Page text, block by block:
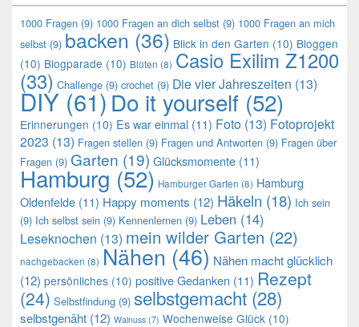
1000 Fragen (9) 1000 Fragen an dich selbst (9) 1000 Fragen an mich
selbst (9) backen (36) Blick in den Garten (10) Bloggen
(10) Blogparade (10) Blüten (8) Casio Exilim Z1200
(33) Challenge (9) crochet (9) Die vier Jahreszeiten (13)
DIY (61)Do it yourself (52)
Erinnerungen (10) Es war einmal (11) Foto (13) Fotoprojekt
2023 (13) Fragen stellen (9) Fragen und Antworten (9) Fragen über
Fragen (9) Garten (19) Glücksmomente (11)
Hamburg (52) Hamburger Garten (8) Hamburg
Oldenfelde (11) Happy moments (12) Häkeln (18) Ich sein
(9) Ich selbst sein (9) Kennenlernen (9) Leben (14)
Leseknochen (13) mein wilder Garten (22)
nachgebacken (8) Nähen (46) Nähen macht glücklich
(12) persönliches (10) positive Gedanken (11) Rezept
(24) Selbstfindung (9) selbstgemacht (28)
selbstgenäht (12) Walnuss (7) Wochenweise Glück (10)